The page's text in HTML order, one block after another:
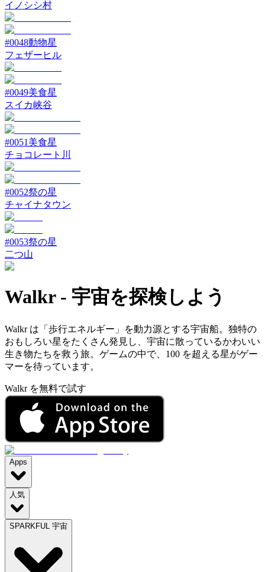
イノシシ村
#0048動物星
フェザーヒル
#0049美食星
スイカ峡谷
#0051 美食星
チョコレート川
#0052祭の星
チャイナタウン
#0053祭の星
二つ山
Walkr- 宇宙を探検しよう
Walkr は「歩行エネルギー」を動力源とする宇宙船。独特の
おもしろい星をたくさん発見し、宇宙に散っているかわいい
生き物たちを救う旅。ゲームの中で、100 を超える星がゲー
マーを待っています。
Walkr を無料で試す
Apps
人気
SPARKFUL 宇宙